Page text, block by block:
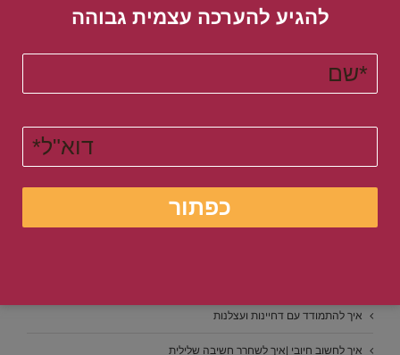
איך להיות אדם עצמאי
איך להרגיש טוב יותר | איך להעלות את מצב הרוח
איך להתמודד עם דחיינות ועצלנות
איך לחשוב חיובי |איך לשחרר חשיבה שלילית
להגיע להערכה עצמית גבוהה​